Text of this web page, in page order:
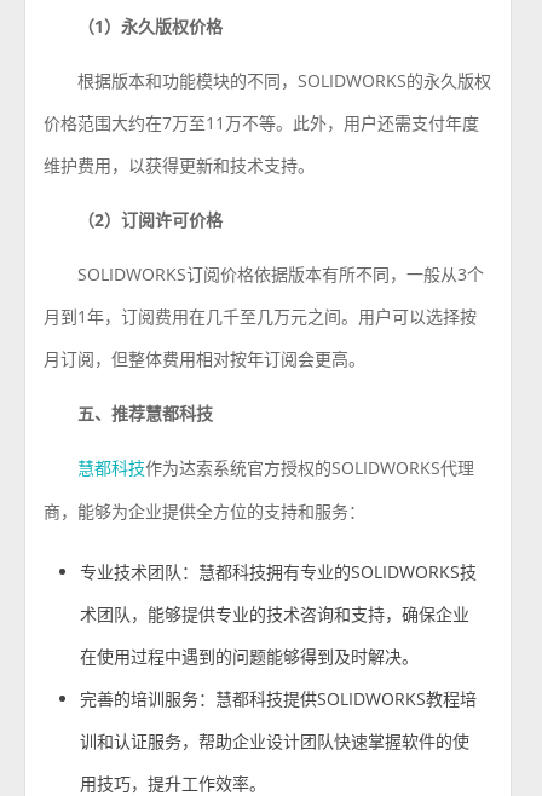
（1）永久版权价格
根据版本和功能模块的不同，SOLIDWORKS的永久版权
价格范围大约在7万至11万不等。此外，用户还需支付年度
维护费用，以获得更新和技术支持。
（2）订阅许可价格
SOLIDWORKS订阅价格依据版本有所不同，一般从3个
月到1年，订阅费用在几千至几万元之间。用户可以选择按
月订阅，但整体费用相对按年订阅会更高。
五、推荐慧都科技
慧都科技作为达索系统官方授权的SOLIDWORKS代理
商，能够为企业提供全方位的支持和服务：
专业技术团队：慧都科技拥有专业的SOLIDWORKS技
术团队，能够提供专业的技术咨询和支持，确保企业
在使用过程中遇到的问题能够得到及时解决。
完善的培训服务：慧都科技提供SOLIDWORKS教程培
训和认证服务，帮助企业设计团队快速掌握软件的使
用技巧，提升工作效率。